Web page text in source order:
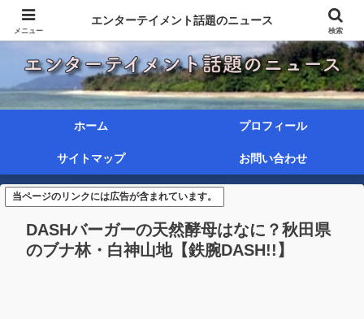
ホーム プロフィール
サイトマップ お問い合わせ
当ページのリンクには広告が含まれています。
DASHバーガーの天然酵母はなに？秋田県
のブナ林・白神山地【鉄腕DASH!!】
メニュー
エンターテイメント話題のニュース
検索